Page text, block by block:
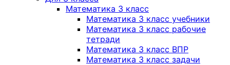
Математика 3 класс
Математика 3 класс учебники
Математика 3 класс рабочие
тетради
Математика 3 класс ВПР
Математика 3 класс задачи